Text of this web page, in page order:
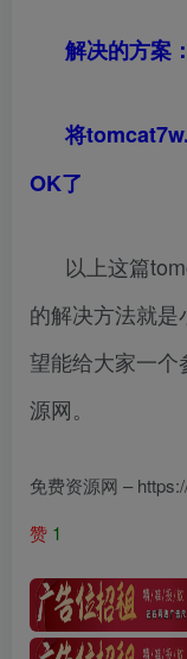
解决的方案：
将
OK了
以上这篇
的解决方法就
望能给大家一
源网。
免费资源网 –
赞 1